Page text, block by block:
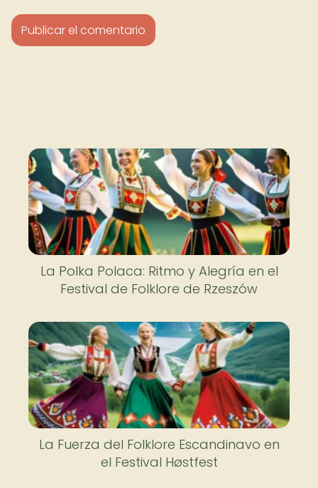
La Polka Polaca: Ritmo y Alegría en el
Festival de Folklore de Rzeszów
La Fuerza del Folklore Escandinavo en
el Festival Høstfest